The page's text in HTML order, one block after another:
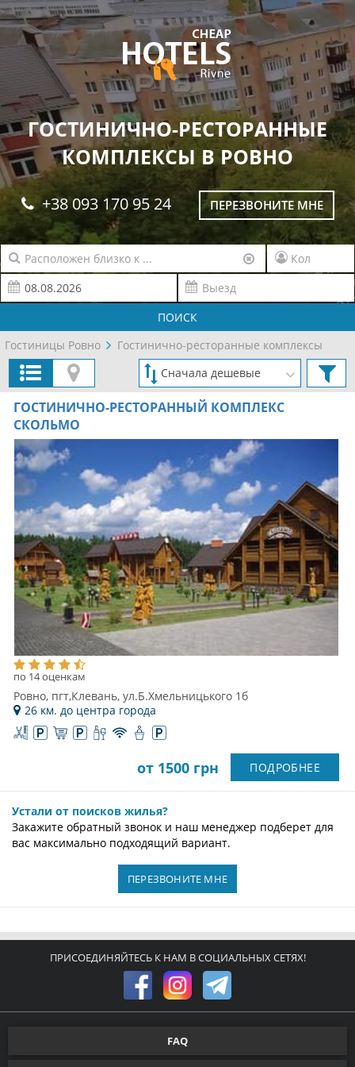
ГОСТИНИЧНО-РЕСТОРАННЫЕ
КОМПЛЕКСЫ В РОВНО
+38 093 170 95 24 ПЕРЕЗВОНИТЕ МНЕ
ПОИСК
Гостиницы Ровно
Гостинично-ресторанные комплексы
ГОСТИНИЧНО-РЕСТОРАННЫЙ КОМПЛЕКС
СКОЛЬМО
по 14 оценкам
Ровно, пгт,Клевань, ул.Б.Хмельницького 1б
26 км. до центра города
от 1500 грн ПОДРОБНЕЕ
Устали от поисков жилья?
Закажите обратный звонок и наш менеджер подберет для
вас максимально подходящий вариант.
ПЕРЕЗВОНИТЕ МНЕ
ПРИСОЕДИНЯЙТЕСЬ К НАМ В СОЦИАЛЬНЫХ СЕТЯХ!
FAQ